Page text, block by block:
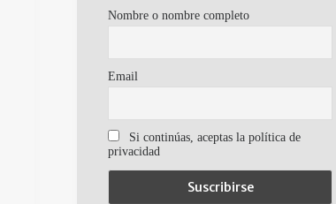
Nombre o nombre completo
Email
Si continúas, aceptas la política de
privacidad